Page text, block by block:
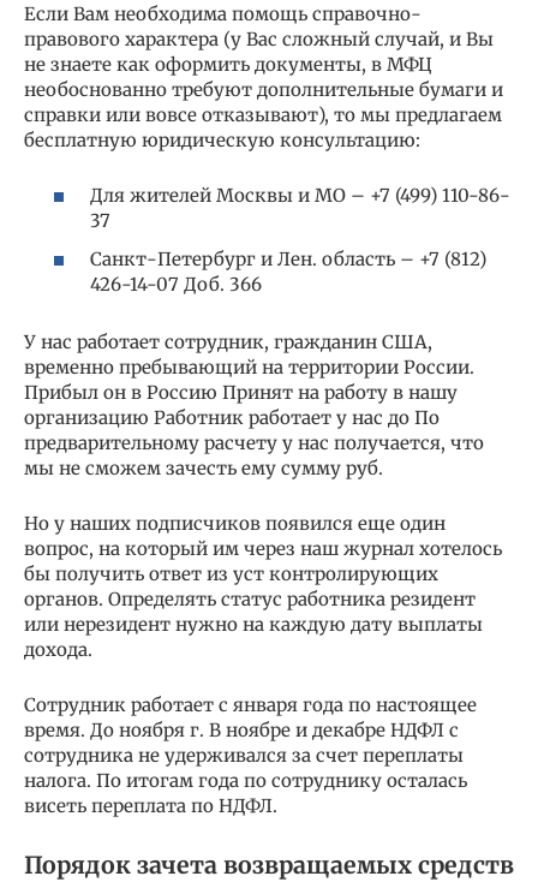
Если Вам необходима помощь справочно-
правового характера (у Вас сложный случай, и Вы
не знаете как оформить документы, в МФЦ
необоснованно требуют дополнительные бумаги и
справки или вовсе отказывают), то мы предлагаем
бесплатную юридическую консультацию:
Для жителей Москвы и МО – +7 (499) 110-86-
37
Санкт-Петербург и Лен. область – +7 (812)
426-14-07 Доб. 366
У нас работает сотрудник, гражданин США,
временно пребывающий на территории России.
Прибыл он в Россию Принят на работу в нашу
организацию Работник работает у нас до По
предварительному расчету у нас получается, что
мы не сможем зачесть ему сумму руб.
Но у наших подписчиков появился еще один
вопрос, на который им через наш журнал хотелось
бы получить ответ из уст контролирующих
органов. Определять статус работника резидент
или нерезидент нужно на каждую дату выплаты
дохода.
Сотрудник работает с января года по настоящее
время. До ноября г. В ноябре и декабре НДФЛ с
сотрудника не удерживался за счет переплаты
налога. По итогам года по сотруднику осталась
висеть переплата по НДФЛ.
Порядок зачета возвращаемых средств